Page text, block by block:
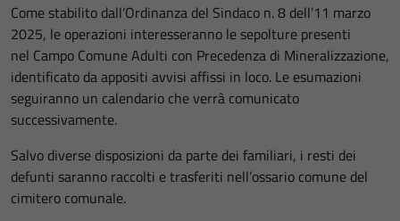
Come stabilito dall’Ordinanza del Sindaco n. 8 dell’11 marzo
2025, le operazioni interesseranno le sepolture presenti
nel Campo Comune Adulti con Precedenza di Mineralizzazione,
identificato da appositi avvisi affissi in loco. Le esumazioni
seguiranno un calendario che verrà comunicato
successivamente.
Salvo diverse disposizioni da parte dei familiari, i resti dei
defunti saranno raccolti e trasferiti nell’ossario comune del
cimitero comunale.